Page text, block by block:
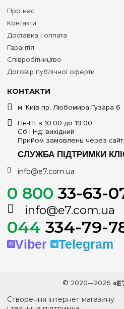
КОНТАКТИ
м. Київ пр. Любомира Гузара 6
Пн-Пт з 10:00 до 19:00
Сб | Нд: вихідний
Прийом замовлень через
СЛУЖБА ПІДТРИМКИ
info@e7.com.ua
0 800 33-63-
info@e7.com.ua
044 334-79-
Viber Telegram
Про нас
Контакти
Доставка і оплата
Гарантія
Співробітництво
Договір публічної оферти
© 2020—2026
Створення інтернет магазину